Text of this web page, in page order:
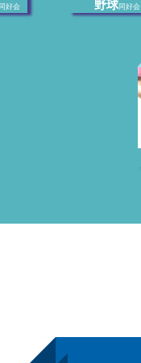
同好会 野球同好会